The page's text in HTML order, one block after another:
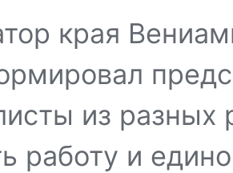
края
из разных
работу и